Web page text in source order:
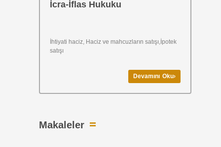
İcra-İflas Hukuku
İhtiyati haciz, Haciz ve mahcuzların satışı,İpotek
satışı
Devamını Oku›
Makaleler